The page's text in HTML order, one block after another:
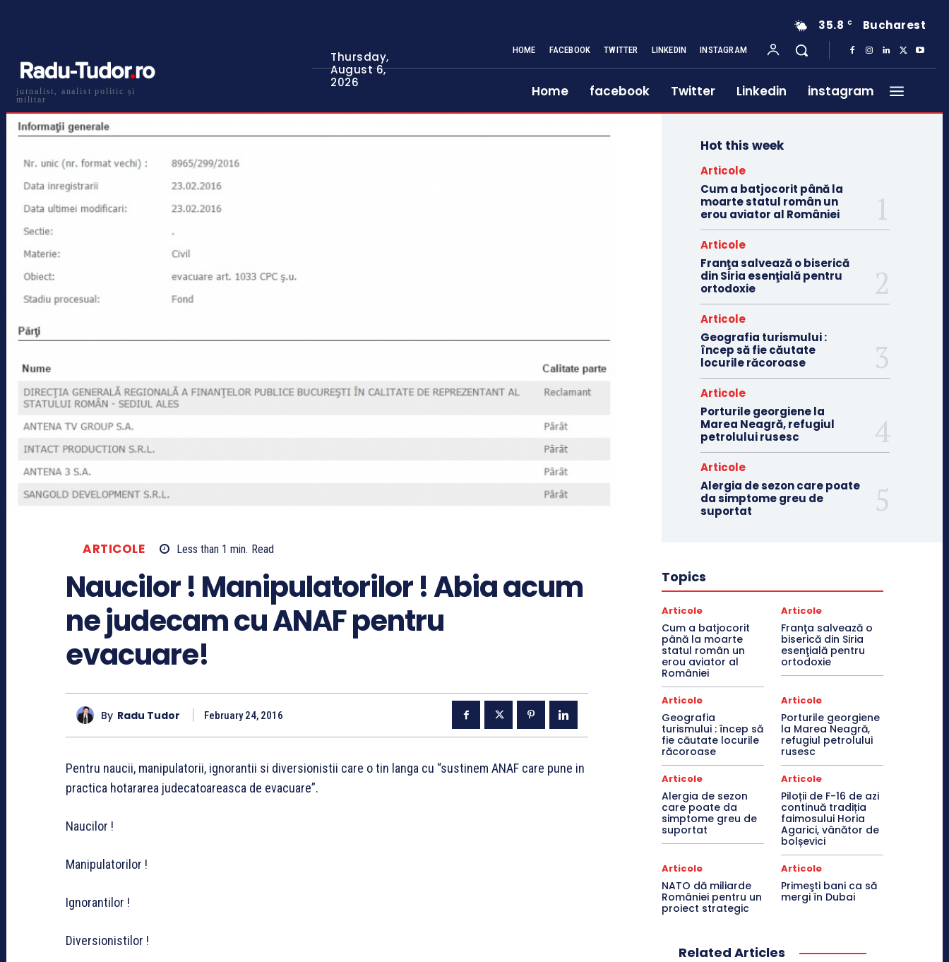
jurnalist, analist politic și
militar
Thursday,
August 6,
2026
35.8 C Bucharest
HOME FACEBOOK TWITTER LINKEDIN INSTAGRAM
Home facebook Twitter Linkedin instagram
ARTICOLE Less than 1 min. Read
Naucilor ! Manipulatorilor ! Abia acum
ne judecam cu ANAF pentru
evacuare!
By Radu Tudor February 24, 2016
Pentru naucii, manipulatorii, ignorantii si diversionistii care o tin langa cu “sustinem ANAF care pune in
practica hotararea judecatoareasca de evacuare”.
Naucilor !
Manipulatorilor !
Ignorantilor !
Diversionistilor !
Hot this week
Articole
Cum a batjocorit până la
moarte statul român un
erou aviator al României
Articole
Franţa salvează o biserică
din Siria esenţială pentru
ortodoxie
Articole
Geografia turismului :
încep să fie căutate
locurile răcoroase
Articole
Porturile georgiene la
Marea Neagră, refugiul
petrolului rusesc
Articole
Alergia de sezon care poate
da simptome greu de
suportat
Topics
Articole
Cum a batjocorit
până la moarte
statul român un
erou aviator al
României
Articole
Franţa salvează o
biserică din Siria
esenţială pentru
ortodoxie
Articole
Geografia
turismului : încep să
fie căutate locurile
răcoroase
Articole
Porturile georgiene
la Marea Neagră,
refugiul petrolului
rusesc
Articole
Alergia de sezon
care poate da
simptome greu de
suportat
Articole
Piloții de F-16 de azi
continuă tradiția
faimosului Horia
Agarici, vânător de
bolșevici
Articole
NATO dă miliarde
României pentru un
proiect strategic
Articole
Primeşti bani ca să
mergi în Dubai
Related Articles